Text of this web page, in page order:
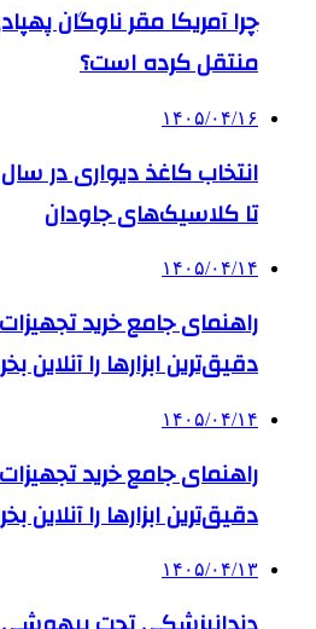
چرا آمریکا مقر ناوگان
منتقل کرده است؟
۱۴۰۵/۰۴/۱۶
تا کلاسیک‌های جاودان
۱۴۰۵/۰۴/۱۴
راهنمای جامع خرید
دقیق‌ترین ابزارها را آنلاین
۱۴۰۵/۰۴/۱۴
راهنمای جامع خرید
دقیق‌ترین ابزارها را آنلاین
۱۴۰۵/۰۴/۱۳